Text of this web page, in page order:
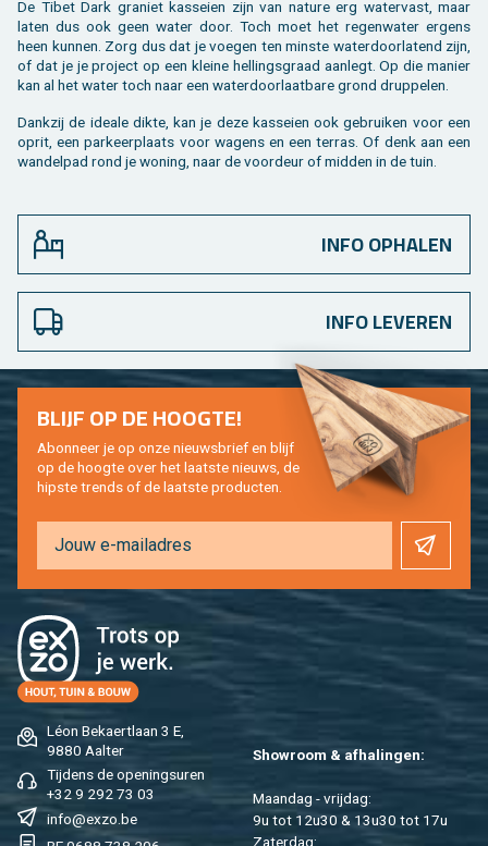
De Tibet Dark gra­niet kas­sei­en zijn van na­tu­re erg wa­ter­vast, maar
laten dus ook geen water door. Toch moet het re­gen­wa­ter er­gens
heen kun­nen. Zorg dus dat je voe­gen ten min­ste wa­ter­door­la­tend zijn,
of dat je je pro­ject op een klei­ne hel­lings­graad aan­legt. Op die ma­nier
kan al het water toch naar een wa­ter­door­laat­ba­re grond drup­pe­len.
Dank­zij de ide­a­le dikte, kan je deze kas­sei­en ook ge­brui­ken voor een
oprit, een par­keer­plaats voor wa­gens en een ter­ras. Of denk aan een
wan­del­pad rond je wo­ning, naar de voor­deur of mid­den in de tuin.
INFO OPHALEN
INFO LEVEREN
Léon Be­kaert­laan 3 E,
9880 Aal­ter
Tij­dens de ope­nings­uren
+32 9 292 73 03
info@​exzo.​be
Show­room & af­ha­lin­gen:
Maan­dag - vrij­dag:
9u tot 12u30 & 13u30 tot 17u
Za­ter­dag:
BLIJF OP DE HOOG­TE!
Abon­neer je op onze nieuws­brief en blijf
op de hoog­te over het laat­ste nieuws, de
hip­s­te trends of de laat­ste pro­duc­ten.